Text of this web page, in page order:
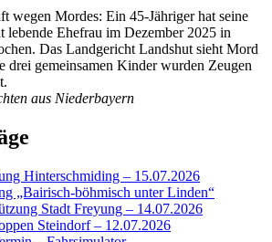
wegen Mordes: Ein 45-Jähriger hat seine
lebende Ehefrau im Dezember 2025 in
Das Landgericht Landshut sieht Mord
drei gemeinsamen Kinder wurden Zeugen
aus Niederbayern
Hinterschmiding – 15.07.2026
„Bairisch-böhmisch unter Linden“
Stadt Freyung – 14.07.2026
Steindorf – 12.07.2026